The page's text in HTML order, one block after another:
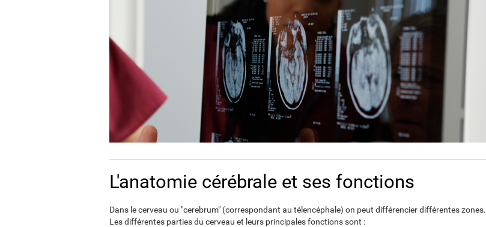
L'anatomie cérébrale et ses fonctions
Dans le cerveau ou "cerebrum" (correspondant au télencéphale) on peut différencier différentes zones.
Les différentes parties du cerveau et leurs principales fonctions sont :